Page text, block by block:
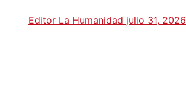
Editor La Humanidad julio 31, 2026